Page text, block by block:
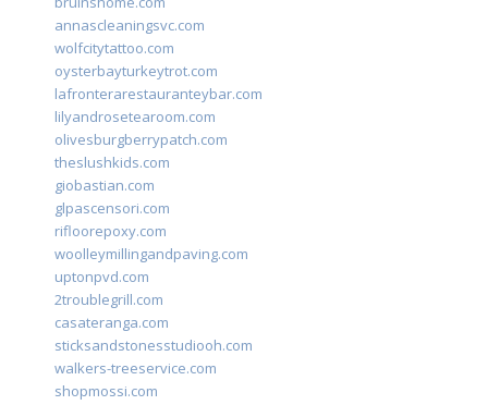
annascleaningsvc.com
wolfcitytattoo.com
oysterbayturkeytrot.com
lafronterarestauranteybar.com
lilyandrosetearoom.com
olivesburgberrypatch.com
theslushkids.com
giobastian.com
glpascensori.com
rifloorepoxy.com
woolleymillingandpaving.com
uptonpvd.com
2troublegrill.com
casateranga.com
sticksandstonesstudiooh.com
walkers-treeservice.com
shopmossi.com